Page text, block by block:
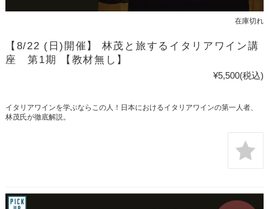
在庫切れ
【8/22 (日)開催】 林茂と旅するイタリアワイン講
座 第1期 【教材無し】
¥5,500(税込)
イタリアワインを学ぶならこの人！日本におけるイタリアワインの第一人者、
林茂氏が徹底解説。